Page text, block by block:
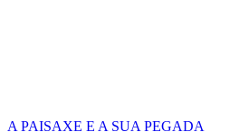
A PAISAXE E A SUA PEGADA